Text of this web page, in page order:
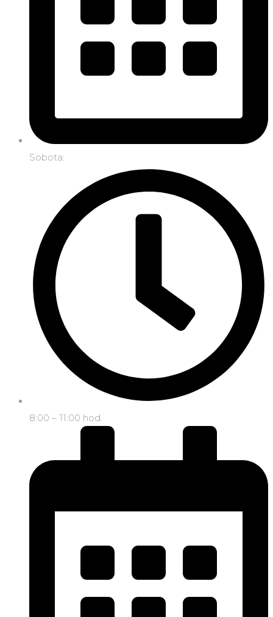
Sobota:
8:00 – 11:00 hod.